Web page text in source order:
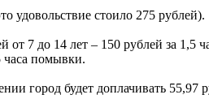
удовольствие стоило 275 рублей).
7 до 14 лет – 150 рублей за 1,5
часа помывки.
город будет доплачивать 55,97